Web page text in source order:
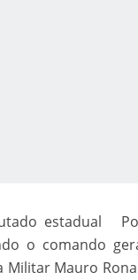
Kong ajudou o
estadual
o comando
Militar Mauro